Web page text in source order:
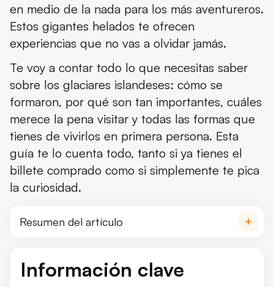
Las mejores experiencias glaciares
Cuevas de hielo
Cuándo Ir
Cultura y leyendas de los glaciares islandeses
Mirando al futuro: qué va a pasar con los glaciares de
en medio de la nada para los más aventureros.
Estos gigantes helados te ofrecen
experiencias que no vas a olvidar jamás.
Te voy a contar todo lo que necesitas saber
sobre los glaciares islandeses: cómo se
formaron, por qué son tan importantes, cuáles
merece la pena visitar y todas las formas que
tienes de vivirlos en primera persona. Esta
guía te lo cuenta todo, tanto si ya tienes el
billete comprado como si simplemente te pica
la curiosidad.
Resumen del artículo
Cómo se formaron los glaciares de Islandia
Información clave